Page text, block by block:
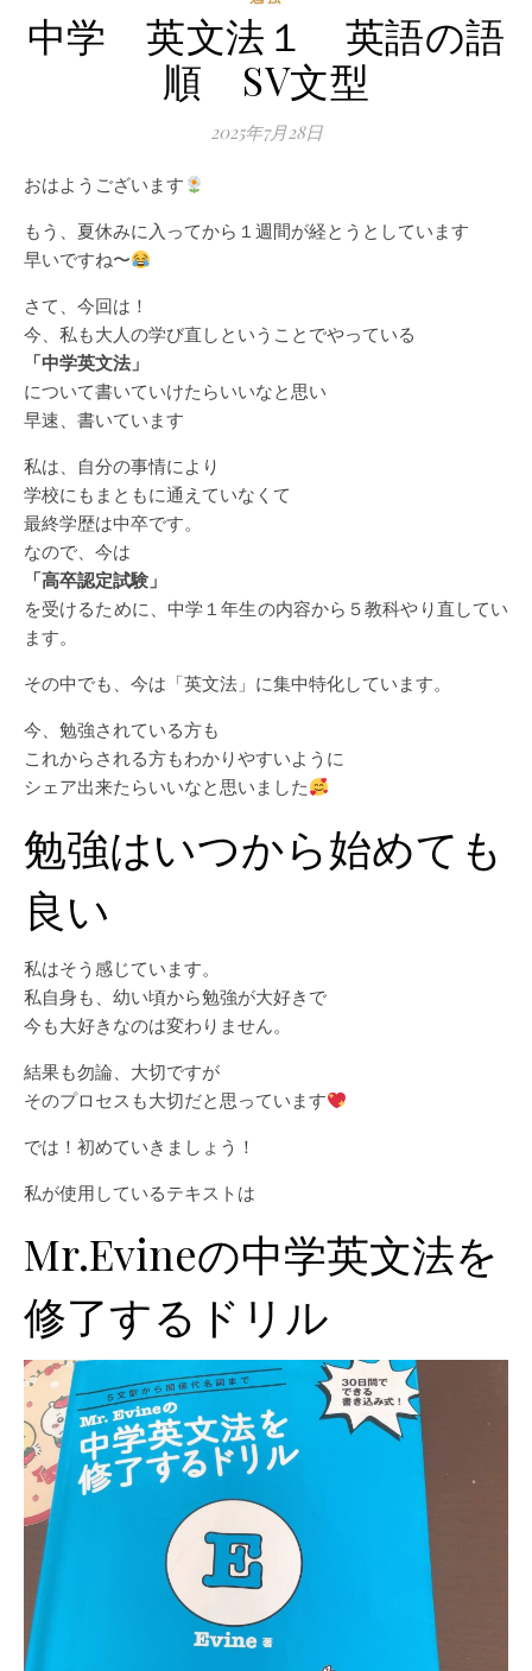
中学 英文法１ 英語の語
順 SV文型
2025年7月28日
おはようございます
もう、夏休みに入ってから１週間が経とうとしています
早いですね〜
さて、今回は！
今、私も大人の学び直しということでやっている
「中学英文法」
について書いていけたらいいなと思い
早速、書いています
私は、自分の事情により
学校にもまともに通えていなくて
最終学歴は中卒です。
なので、今は
「高卒認定試験」
を受けるために、中学１年生の内容から５教科やり直してい
ます。
その中でも、今は「英文法」に集中特化しています。
今、勉強されている方も
これからされる方もわかりやすいように
シェア出来たらいいなと思いました
勉強はいつから始めても
良い
私はそう感じています。
私自身も、幼い頃から勉強が大好きで
今も大好きなのは変わりません。
結果も勿論、大切ですが
そのプロセスも大切だと思っています
では！初めていきましょう！
私が使用しているテキストは
Mr.Evineの中学英文法を
修了するドリル